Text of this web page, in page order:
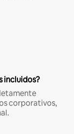
incluidos?
corporativos,